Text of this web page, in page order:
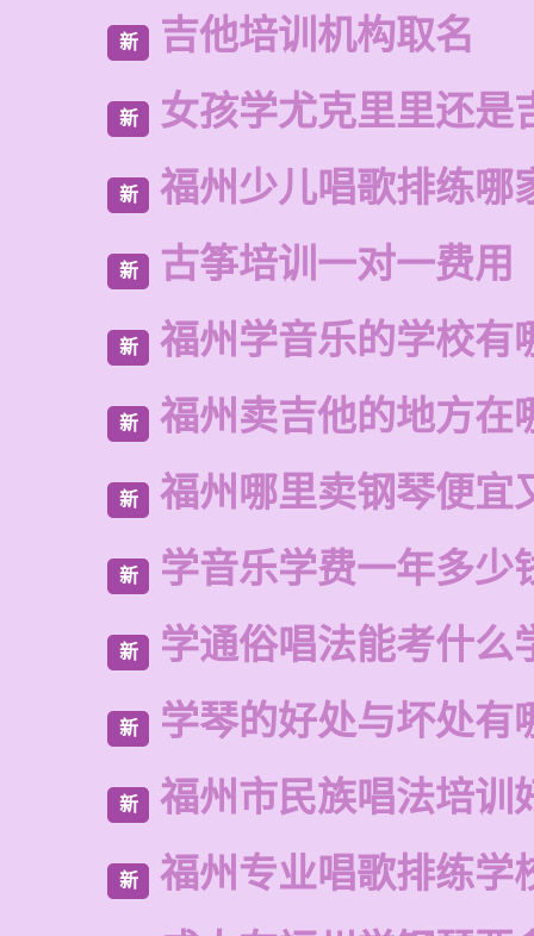
新 吉他培训机构取名
新 女孩学尤克里里还是
新 福州少儿唱歌排练哪
新 古筝培训一对一费用
新 福州学音乐的学校有
新 福州卖吉他的地方在
新 福州哪里卖钢琴便宜
新 学音乐学费一年多少
新 学通俗唱法能考什么
新 学琴的好处与坏处有
新 福州市民族唱法培训
新
福州专业唱歌排练学